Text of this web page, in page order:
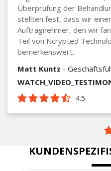
Überprüfung der
stellten fest, dass wir
Auftragnehmer, den wir
Teil von Ncrypted
bemerkenswert.
Matt Kuntz -
4.5